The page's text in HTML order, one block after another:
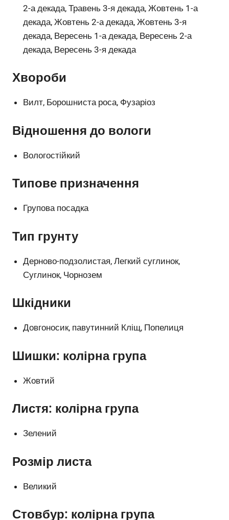
2-а декада, Травень 3-я декада, Жовтень 1-а
декада, Жовтень 2-а декада, Жовтень 3-я
декада, Вересень 1-а декада, Вересень 2-а
декада, Вересень 3-я декада
Хвороби
Вилт, Борошниста роса, Фузаріоз
Відношення до вологи
Вологостійкий
Типове призначення
Групова посадка
Тип грунту
Дерново-подзолистая, Легкий суглинок,
Суглинок, Чорнозем
Шкідники
Довгоносик, павутинний Кліщ, Попелиця
Шишки: колірна група
Жовтий
Листя: колірна група
Зелений
Розмір листа
Великий
Стовбур: колірна група